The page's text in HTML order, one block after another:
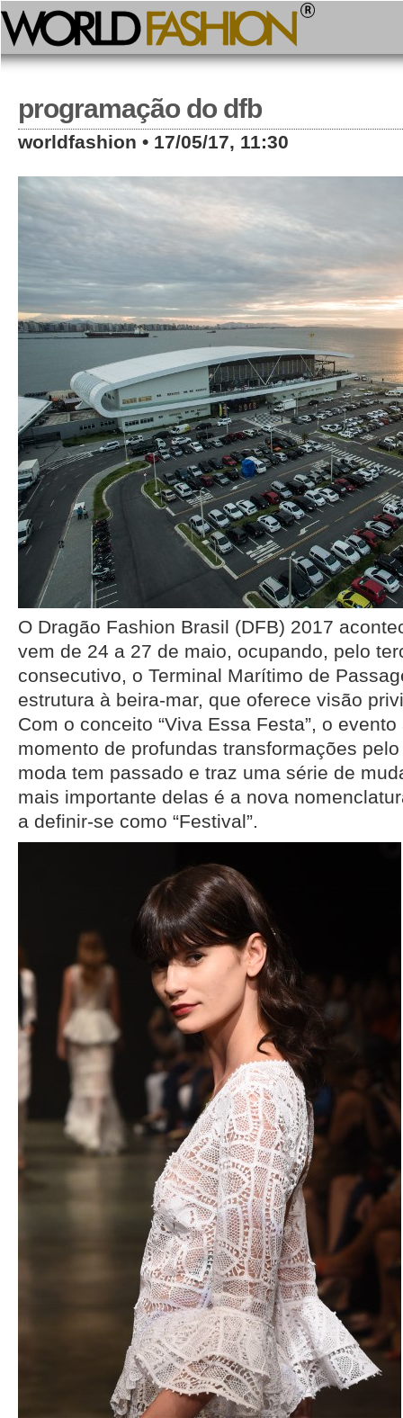
programação do dfb
worldfashion • 17/05/17, 11:30
O Dragão Fashion Brasil (DFB) 2017
vem de 24 a 27 de maio, ocupando, pelo
consecutivo, o Terminal Marítimo de
estrutura à beira-mar, que oferece visão
Com o conceito “Viva Essa Festa”, o
momento de profundas transformações
moda tem passado e traz uma série de
mais importante delas é a nova
a definir-se como “Festival”.